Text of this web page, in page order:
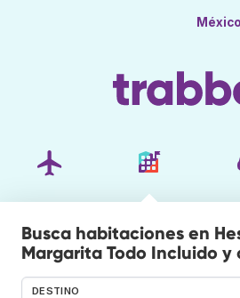
México
Busca habitaciones en
Margarita Todo Incluido y
DESTINO